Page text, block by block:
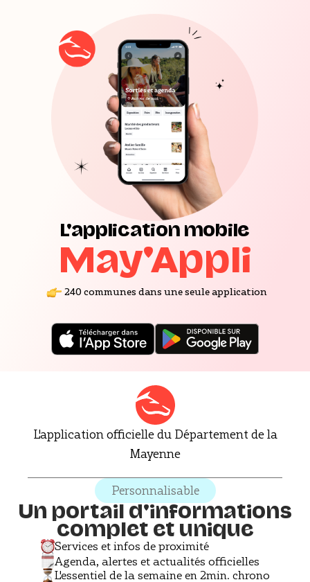
L'application mobile
May'Appli
240 communes dans une seule application
L'application officielle du Département de la
Mayenne
Personnalisable
Un portail d'informations
complet et unique
Services et infos de proximité
Agenda, alertes et actualités officielles
L'essentiel de la semaine en 2min. chrono